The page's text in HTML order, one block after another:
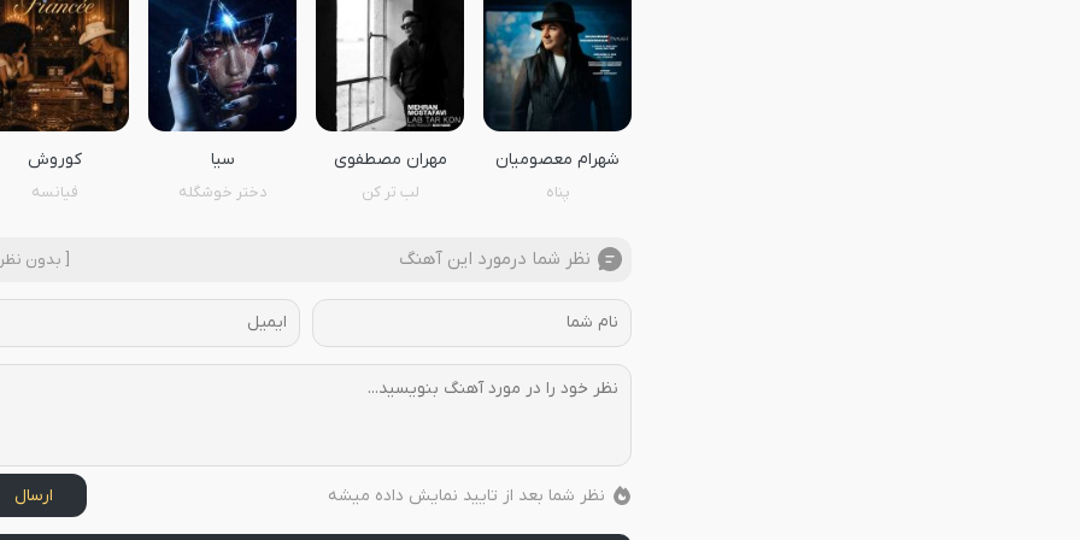
شهرام معصومیان
پناه
مهران مصطفوی
لب تر کن
سیا
دختر خوشگله
کوروش
فیانسه
نظر شما درمورد این آهنگ [ بدون
نظر شما بعد از تایید نمایش داده میشه ارسال